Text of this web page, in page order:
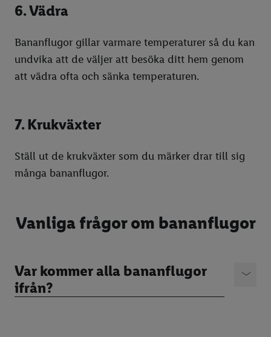
6. Vädra
Bananflugor gillar varmare temperaturer så du kan
undvika att de väljer att besöka ditt hem genom
att vädra ofta och sänka temperaturen.
7. Krukväxter
Ställ ut de krukväxter som du märker drar till sig
många bananflugor.
Vanliga frågor om bananflugor
Var kommer alla bananflugor
ifrån?